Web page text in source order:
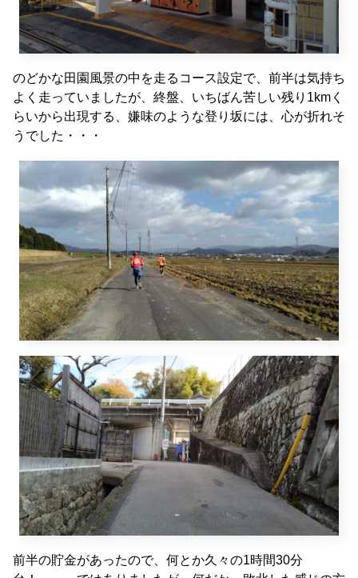
のどかな田園風景の中を走るコース設定で、前半は気持ち
よく走っていましたが、終盤、いちばん苦しい残り1kmく
らいから出現する、嫌味のような登り坂には、心が折れそ
うでした・・・
前半の貯金があったので、何とか久々の1時間30分